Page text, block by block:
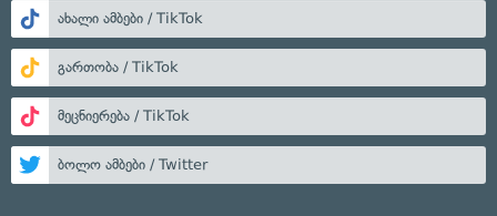
ახალი ამბები / TikTok
გართობა / TikTok
მეცნიერება / TikTok
ბოლო ამბები / Twitter